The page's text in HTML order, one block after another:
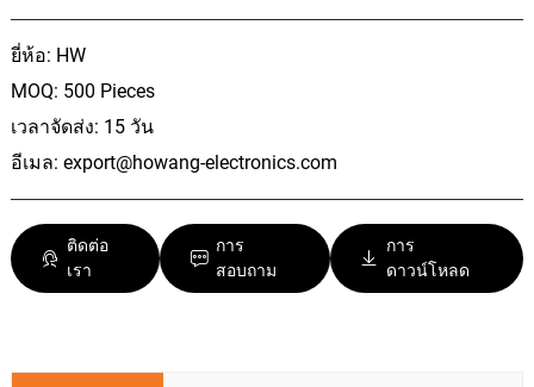
ยี่ห้อ: HW
MOQ: 500 Pieces
เวลาจัดส่ง: 15 วัน
อีเมล: export@howang-electronics.com
ติดต่อ
เรา
การ
สอบถาม
การ
ดาวน์โหลด